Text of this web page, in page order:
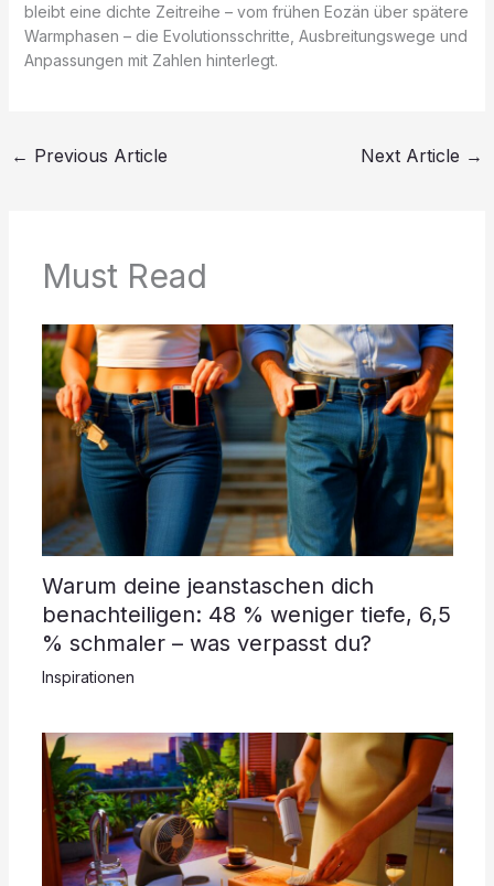
bleibt eine dichte Zeitreihe – vom frühen Eozän über spätere
Warmphasen – die Evolutionsschritte, Ausbreitungswege und
Anpassungen mit Zahlen hinterlegt.
← Previous Article Next Article →
Must Read
Warum deine jeanstaschen dich
benachteiligen: 48 % weniger tiefe, 6,5
% schmaler – was verpasst du?
Inspirationen